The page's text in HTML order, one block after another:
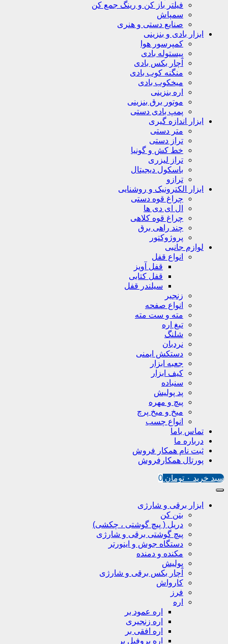
فیلتر باز کن و رینگ جمع کن
سمپاش
صنایع دستی و هنری
ابزار بادی و بنزینی
کمپرسور هوا
پیستوله بادی
آچار بکس بادی
منگنه کوب بادی
میخکوب بادی
اره بنزینی
موتور برق بنزینی
پمپ بادی دستی
ابزار اندازه گیری
متر دستی
تراز دستی
خط کش و گونیا
تراز لیزری
باسکول دیجیتال
ترازو
ابزار الکترونیک و روشنایی
چراغ قوه دستی
ال ای دی ها
چراغ قوه کلاهی
چند راهی برق
پروژوکتور
لوازم جانبی
انواع قفل
قفل آویز
قفل کتابی
سیلندر قفل
زنجیر
انواع صفحه
مته و ست مته
تیغ اره
شلنگ
نردبان
دستکش ایمنی
جعبه ابزار
کیف ابزار
سنباده
پد پولیش
پیچ و مهره
میخ و میخ پرچ
انواع چسب
تماس باما
درباره ما
ثبت نام همکار فروش
پورتال همکارفروش
سبد خرید ۰ تومان 0
ابزار برقی و شارژی
بتن کن
دریل ( پیچ گوشتی ، چکشی)
پیچ گوشتی برقی و شارژی
دستگاه جوش و اینورتر
مکنده و دمنده
پولیش
آچار بکس برقی و شارژی
کارواش
فرز
اره
اره عمود بر
اره زنجیری
اره افقی بر
اره پروفیل پر